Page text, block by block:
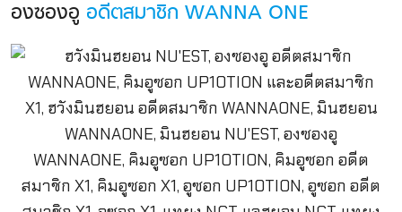
องซองอู อดีตสมาชิก WANNA ONE